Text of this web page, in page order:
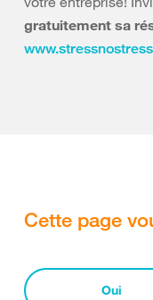
gratuitement sa
Cette page
Oui